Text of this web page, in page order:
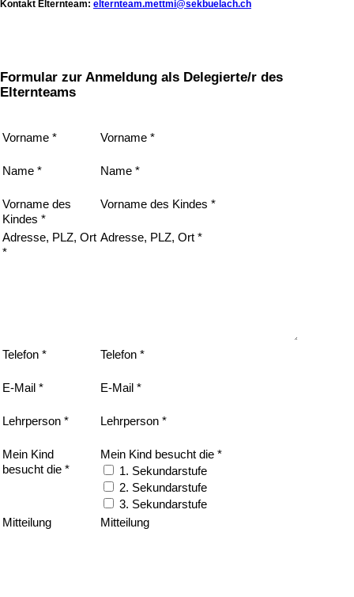
Kontakt Elternteam: elternteam.mettmi@sekbuelach.ch
Formular zur Anmeldung als Delegierte/r des
Elternteams
Vorname * Vorname *
Name * Name *
Vorname des
Kindes *
Vorname des Kindes *
Adresse, PLZ, Ort
*
Adresse, PLZ, Ort *
Telefon * Telefon *
E-Mail * E-Mail *
Lehrperson * Lehrperson *
Mein Kind
besucht die *
Mein Kind besucht die *
1. Sekundarstufe
2. Sekundarstufe
3. Sekundarstufe
Mitteilung
Mitteilung